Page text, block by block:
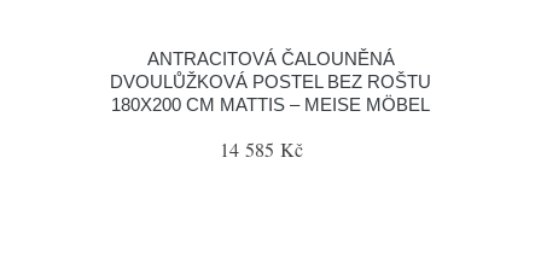
ANTRACITOVÁ ČALOUNĚNÁ
DVOULŮŽKOVÁ POSTEL BEZ ROŠTU
180X200 CM MATTIS – MEISE MÖBEL
14 585 Kč